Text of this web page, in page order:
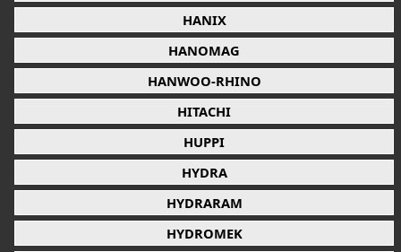
HANIX
HANOMAG
HANWOO-RHINO
HITACHI
HUPPI
HYDRA
HYDRARAM
HYDROMEK